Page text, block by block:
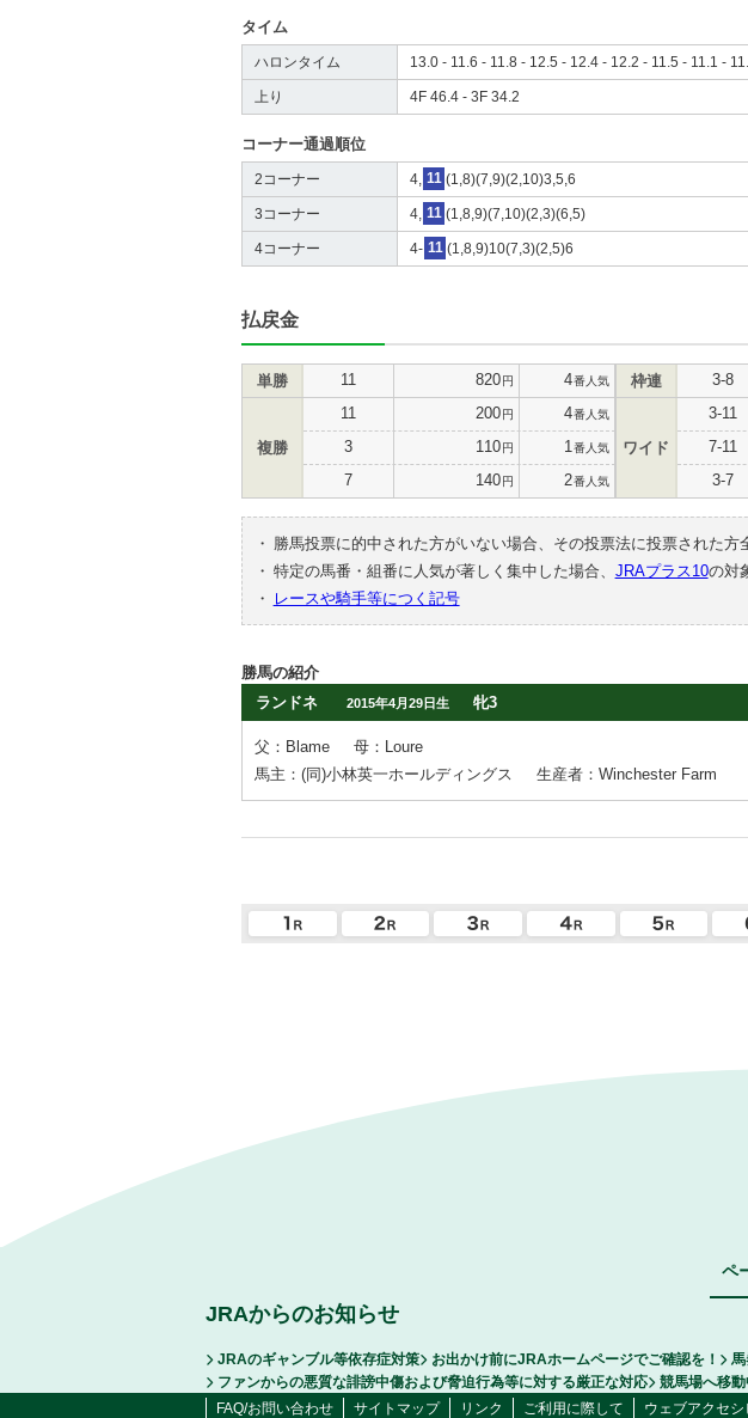
タイム
ハロンタイム 13.0 - 11.6 - 11.8 - 12.5 - 12.4 - 12.2 - 11.5 - 11.1 -
上り 4F 46.4 - 3F 34.2
コーナー通過順位
2コーナー 4, 11 (1,8)(7,9)(2,10)3,5,6
3コーナー 4, 11 (1,8,9)(7,10)(2,3)(6,5)
4コーナー 4- 11 (1,8,9)10(7,3)(2,5)6
払戻金
単勝 11 820円 4番人気
複勝
11 200円 4番人気
3 110円 1 番人気
7 140円 2番人気
枠連 3-8
ワイド
3-11
7-11
3-7
・ 勝馬投票に的中された方がいない場合、その投票法に投票された方
・ 特定の馬番・組番に人気が著しく集中した場合、 JRAプラス10の対
・
レースや騎手等につく記号
勝馬の紹介
ランドネ
2015年4月29日生 牝3
父：Blame
母：Loure
馬主：(同)小林英一ホールディングス
生産者：Winchester Farm
ペ
JRAからのお知らせ
JRAのギャンブル等依存症対策 お出かけ前にJRAホームページでご確認を！
ファンからの悪質な誹謗中傷および脅迫行為等に対する厳正な対応
競馬場へ移
FAQ/お問い合わせ
サイトマップ リンク ご利用に際して ウェブアクセ